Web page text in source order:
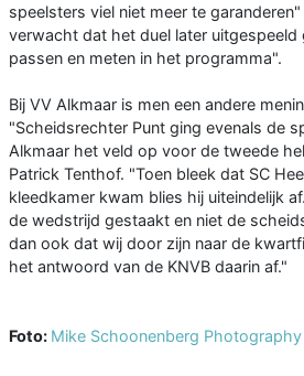
speelsters viel niet meer te
verwacht dat het duel later
passen en meten in het programma".
Bij VV Alkmaar is men een andere
"Scheidsrechter Punt ging evenals de
Alkmaar het veld op voor de tweede
Patrick Tenthof. "Toen bleek dat SC
kleedkamer kwam blies hij uiteindelijk
de wedstrijd gestaakt en niet de
dan ook dat wij door zijn naar de
het antwoord van de KNVB daarin af."
Foto: Mike Schoonenberg Photography